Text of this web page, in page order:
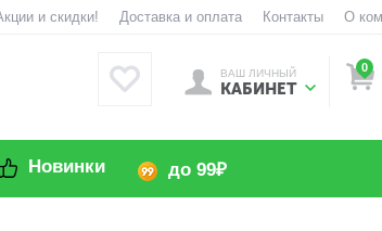
и скидки! Доставка и оплата Контакты О
0
ВАШ ЛИЧНЫЙ
КАБИНЕТ
Новинки до 99₽